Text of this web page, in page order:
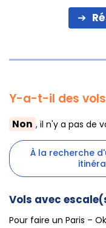
Y-a-t-il des
Non , il n'y a pas de
À la recherche
Vols avec
Pour faire un Paris –